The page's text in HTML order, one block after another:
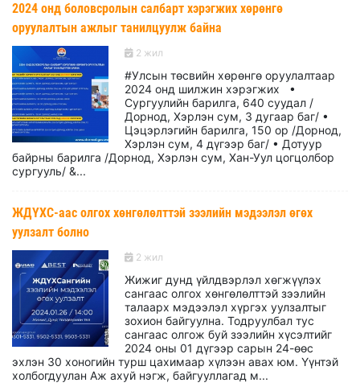
2024 онд боловсролын салбарт хэрэгжих хөрөнгө
оруулалтын ажлыг танилцуулж байна
2 жил
#Улсын төсвийн хөрөнгө оруулалтаар
2024 онд шилжин хэрэгжих •
Сургуулийн барилга, 640 суудал /
Дорнод, Хэрлэн сум, 3 дугаар баг/ •
Цэцэрлэгийн барилга, 150 ор /Дорнод,
Хэрлэн сум, 4 дүгээр баг/ • Дотуур
байрны барилга /Дорнод, Хэрлэн сум, Хан-Уул цогцолбор
сургууль/ &...
ЖДҮХС-аас олгох хөнгөлөлттэй зээлийн мэдээлэл өгөх
уулзалт болно
2 жил
Жижиг дунд үйлдвэрлэл хөгжүүлэх
сангаас олгох хөнгөлөлттэй зээлийн
талаарх мэдээлэл хүргэх уулзалтыг
зохион байгуулна. Тодруулбал тус
сангаас олгож буй зээлийн хүсэлтийг
2024 оны 01 дүгээр сарын 24-өөс
эхлэн 30 хоногийн турш цахимаар хүлээн авах юм. Үүнтэй
холбогдуулан Аж ахуй нэгж, байгууллагад м...